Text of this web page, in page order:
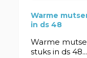
Warme
in ds 48
Warme
stuks in ds 48...